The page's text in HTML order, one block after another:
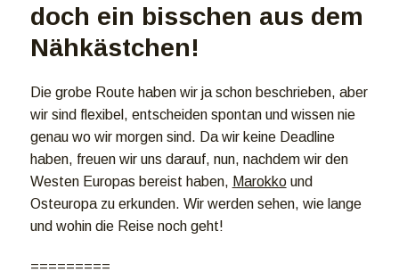
doch ein bisschen aus dem
Nähkästchen!
Die grobe Route haben wir ja schon beschrieben, aber
wir sind flexibel, entscheiden spontan und wissen nie
genau wo wir morgen sind. Da wir keine Deadline
haben, freuen wir uns darauf, nun, nachdem wir den
Westen Europas bereist haben, Marokkound
Osteuropa zu erkunden. Wir werden sehen, wie lange
und wohin die Reise noch geht!
=========